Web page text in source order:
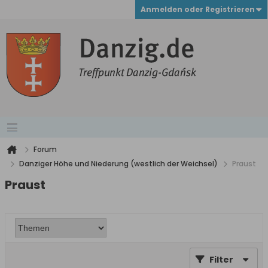
Anmelden oder Registrieren
Forum
Danziger Höhe und Niederung (westlich der Weichsel)
Praust
Praust
Filter